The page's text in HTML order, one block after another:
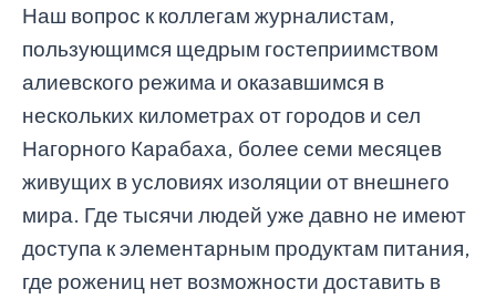
Наш вопрос к коллегам журналистам,
пользующимся щедрым гостеприимством
алиевского режима и оказавшимся в
нескольких километрах от городов и сел
Нагорного Карабаха, более семи месяцев
живущих в условиях изоляции от внешнего
мира. Где тысячи людей уже давно не имеют
доступа к элементарным продуктам питания,
где рожениц нет возможности доставить в